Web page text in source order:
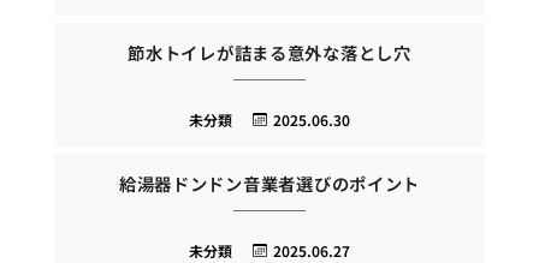
節水トイレが詰まる意外な落とし穴
2025.06.30
未分類
給湯器ドンドン音業者選びのポイント
2025.06.27
未分類